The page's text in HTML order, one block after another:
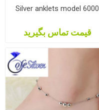
Silver anklets model 6000
قیمت تماس بگیرید